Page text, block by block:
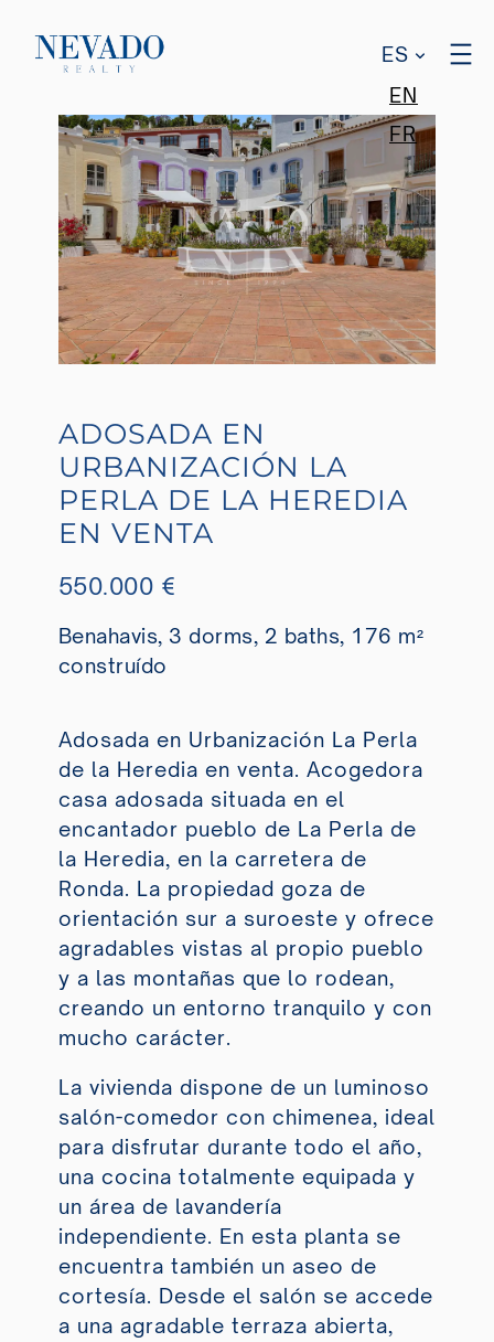
ES
EN
FR
ADOSADA EN
URBANIZACIÓN LA
PERLA DE LA HEREDIA
EN VENTA
550.000 €
Benahavis, 3 dorms, 2 baths, 176 m²
construído
Adosada en Urbanización La Perla
de la Heredia en venta. Acogedora
casa adosada situada en el
encantador pueblo de La Perla de
la Heredia, en la carretera de
Ronda. La propiedad goza de
orientación sur a suroeste y ofrece
agradables vistas al propio pueblo
y a las montañas que lo rodean,
creando un entorno tranquilo y con
mucho carácter.
La vivienda dispone de un luminoso
salón-comedor con chimenea, ideal
para disfrutar durante todo el año,
una cocina totalmente equipada y
un área de lavandería
independiente. En esta planta se
encuentra también un aseo de
cortesía. Desde el salón se accede
a una agradable terraza abierta,